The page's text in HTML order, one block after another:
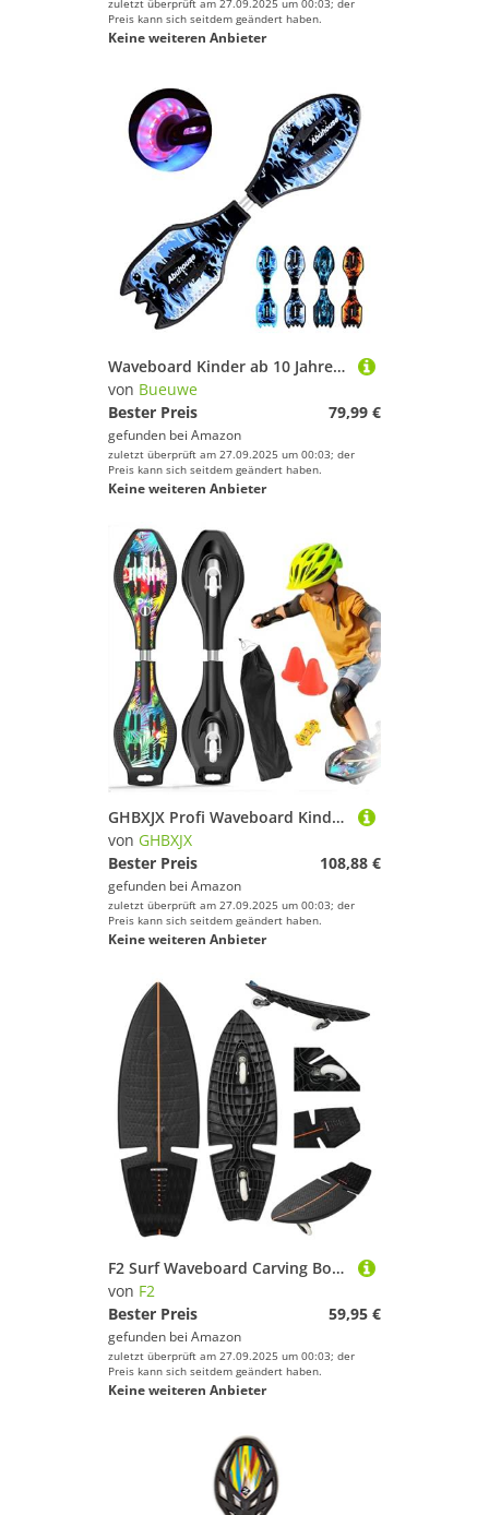
zuletzt überprüft am 27.09.2025 um 00:03; der
Preis kann sich seitdem geändert haben.
Keine weiteren Anbieter
Waveboard Kinder ab 10 Jahre, Street Surfing Snakeboard mit Tasche, Waveboards mit LED Leuchtrollen und ABEC-7 Kugellager, Skateboard für Mädchen, Junge und Anfänger, Bis 100kg,03
von Bueuwe
Bester Preis
79,99 €
gefunden bei Amazon
zuletzt überprüft am 27.09.2025 um 00:03; der
Preis kann sich seitdem geändert haben.
Keine weiteren Anbieter
GHBXJX Profi Waveboard Kinder ab 10 Jahre mit ABEC-7, Street Surfing Waveboards Erwachsene, Snakeboard mit Anti-Rutsch Noppen, Skateboard für Mädchen und Junge, Bis 100kg, inkl. Tasche,Cyberbird
von GHBXJX
Bester Preis
108,88 €
gefunden bei Amazon
zuletzt überprüft am 27.09.2025 um 00:03; der
Preis kann sich seitdem geändert haben.
Keine weiteren Anbieter
F2 Surf Waveboard Carving Board Street Surfer Skateboard Schwarz 2025
von F2
Bester Preis
59,95 €
gefunden bei Amazon
zuletzt überprüft am 27.09.2025 um 00:03; der
Preis kann sich seitdem geändert haben.
Keine weiteren Anbieter